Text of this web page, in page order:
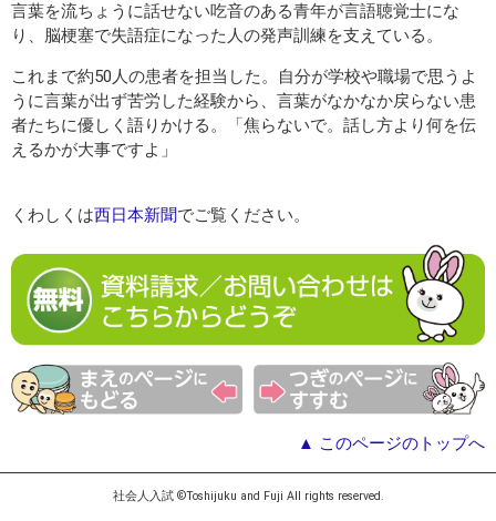
言葉を流ちょうに話せない吃音のある青年が言語聴覚士にな
り、脳梗塞で失語症になった人の発声訓練を支えている。
これまで約50人の患者を担当した。自分が学校や職場で思うよ
うに言葉が出ず苦労した経験から、言葉がなかなか戻らない患
者たちに優しく語りかける。「焦らないで。話し方より何を伝
えるかが大事ですよ」
くわしくは西日本新聞でご覧ください。
▲ このページのトップへ
社会人入試 ©Toshijuku and Fuji All rights reserved.